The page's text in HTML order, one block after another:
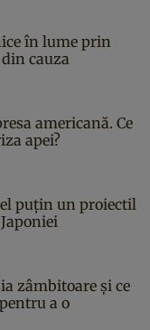
în lume prin
cauza
americană. Ce
apei?
puțin un proiectil
zâmbitoare și ce
a o